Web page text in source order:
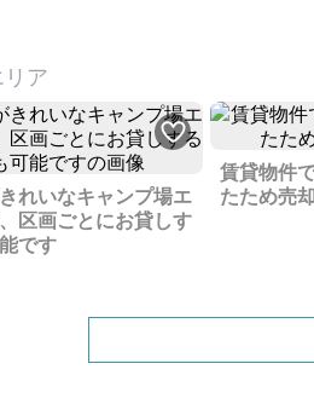
リア
れいなキャンプ場エ
区画ごとにお貸しす
です
賃貸物件
たため売